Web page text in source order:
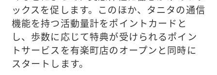
ックスを促します。このほか、タニタの通信
機能を持つ活動量計をポイントカードと
し、歩数に応じて特典が受けられるポイン
トサービスを有楽町店のオープンと同時に
スタートします。